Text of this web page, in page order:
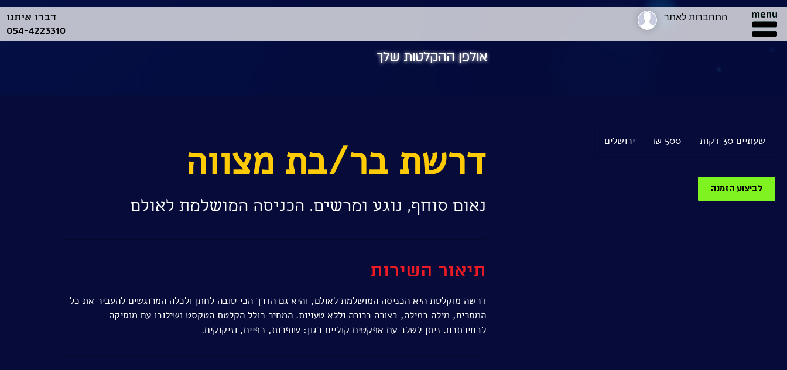
דברו איתנו
054-4223310
אולפן ההקלטות שלך
התחברות לאתר
דרשת בר/בת מצווה
נאום סוחף, נוגע ומרשים. הכניסה המושלמת לאולם
תיאור השירות
דרשה מוקלטת היא הכניסה המושלמת לאולם, והיא גם הדרך הכי טובה לחתן ולכלה המרוגשים להעביר את כל
המסרים, מילה במילה, בצורה ברורה וללא טעויות. המחיר כולל הקלטת הטקסט ושילובו עם מוסיקה
לבחירתכם. ניתן לשלב עם אפקטים קוליים כגון: שופרות, כפיים, וזיקוקים.
שעתיים 30 דקות
ש
י
חדשים
ירושלים
לביצוע הזמנה